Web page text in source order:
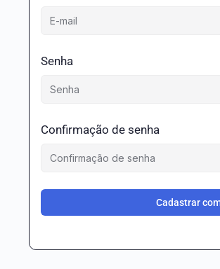
Senha
Confirmação de senha
Cadastrar